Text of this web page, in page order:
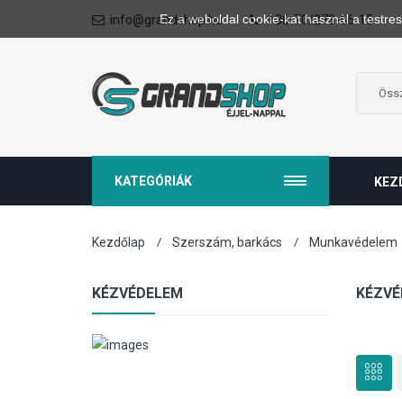
Ez a weboldal cookie-kat használ a
info@grandshop.hu +36-70/273-66-15
KATEGÓRIÁK
Kezdőlap Szerszám, barkács Munkavédelem
KÉZVÉDELEM